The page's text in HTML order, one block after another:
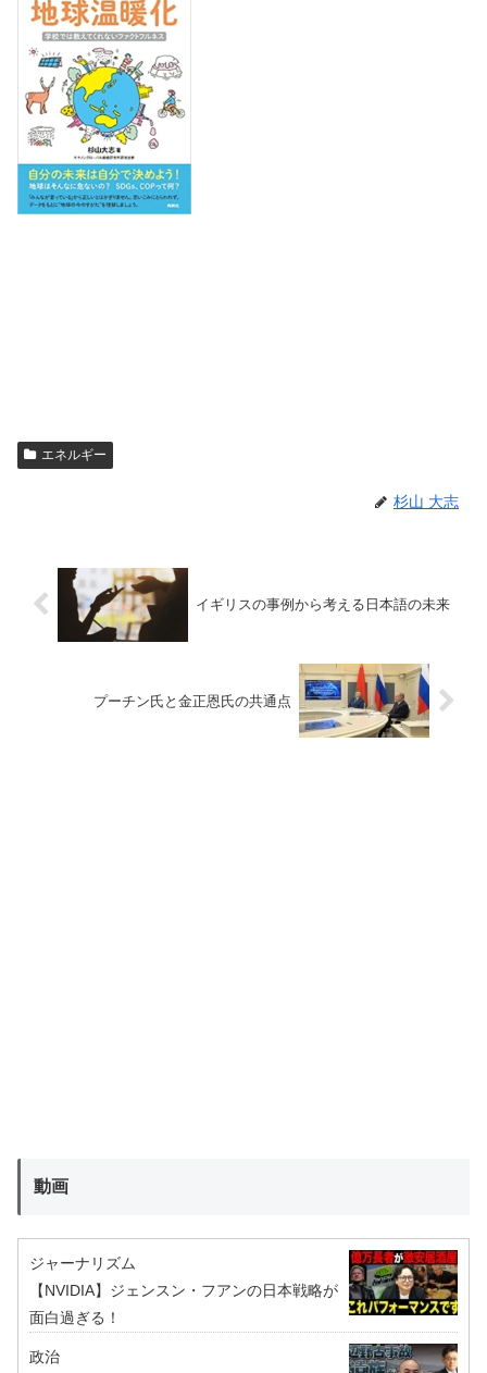
エネルギー
杉山 大志
イギリスの事例から考える日本語の未来
プーチン氏と金正恩氏の共通点
動画
ジャーナリズム
【NVIDIA】ジェンスン・フアンの日本戦略が
面白過ぎる！
政治